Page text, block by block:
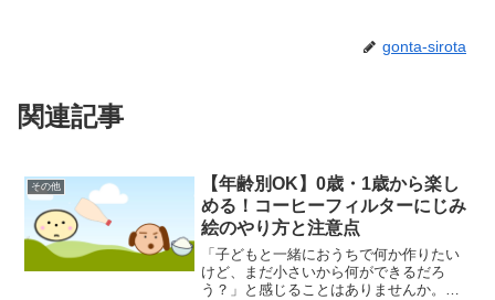
gonta-sirota
関連記事
その他
【年齢別OK】0歳・1歳から楽し
める！コーヒーフィルターにじみ
絵のやり方と注意点
「子どもと一緒におうちで何か作りたい
けど、まだ小さいから何ができるだろ
う？」と感じることはありませんか。特